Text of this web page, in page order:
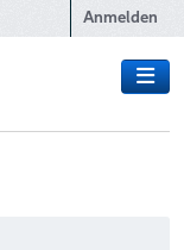
Anmelden